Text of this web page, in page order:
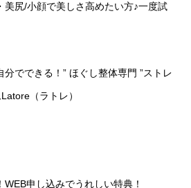
美尻/小顔で美しさ高めたい方♪一度試
でできる！ ” ほぐし整体専門 ”ストレ
Latore（ラトレ）
WEB申し込みでうれしい特典！